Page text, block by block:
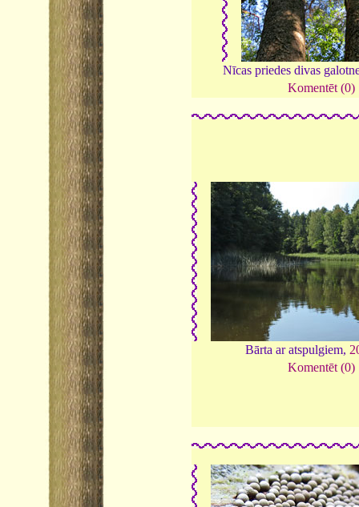
Nīcas priedes divas
Komentēt (0)
Bārta ar atspulgiem,
Komentēt (0)